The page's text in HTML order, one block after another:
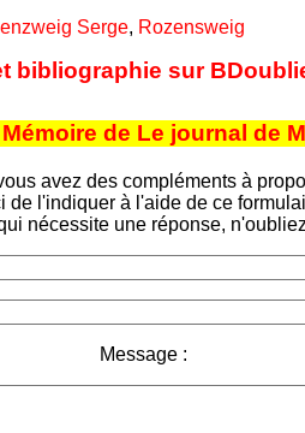
Serge, Rozensweig
bibliographie sur
de Le journal de
avez des compléments à
de l'indiquer à l'aide de ce
nécessite une réponse,
Message :